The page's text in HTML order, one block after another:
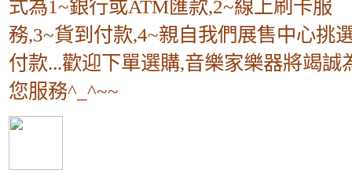
式為1~銀行或ATM匯款,2~線上刷卡服
務,3~貨到付款,4~親自我們展售中心挑
付款...歡迎下單選購,音樂家樂器將竭誠
您服務^_^~~